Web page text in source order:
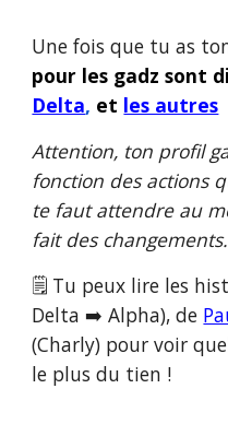
Une fois que tu as
pour les gadz sont
Delta, et les autres
Attention, ton profil
fonction des actions
te faut attendre au
fait des changements.
🗒️ Tu peux lire les
Delta ➡️ Alpha), de
(Charly) pour voir
le plus du tien !